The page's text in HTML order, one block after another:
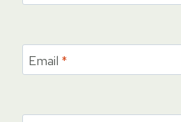
Email *